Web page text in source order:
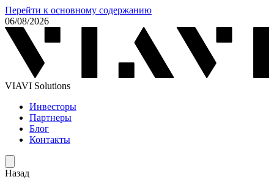
Перейти к основному содержанию
06/08/2026
VIAVI Solutions
Инвесторы
Партнеры
Блог
Контакты
Назад